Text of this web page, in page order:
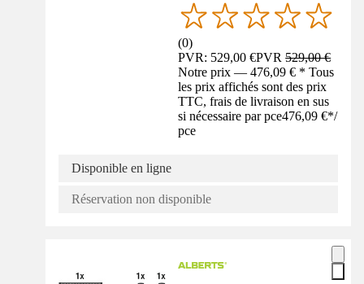
(0)
PVR: 529,00 €PVR529,00 €
Notre prix — 476,09 € * Tous
les prix affichés sont des prix
TTC, frais de livraison en sus
si nécessaire par pce476,09 €*/
pce
Disponible en ligne
Réservation non disponible